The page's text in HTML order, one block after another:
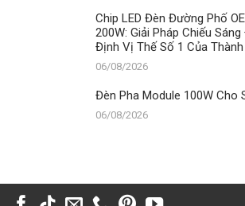
Chip LED Đèn Đường Phố
200W: Giải Pháp Chiếu
Định Vị Thế Số 1 Của
06/08/2026
Đèn Pha Module 100W Cho
06/08/2026